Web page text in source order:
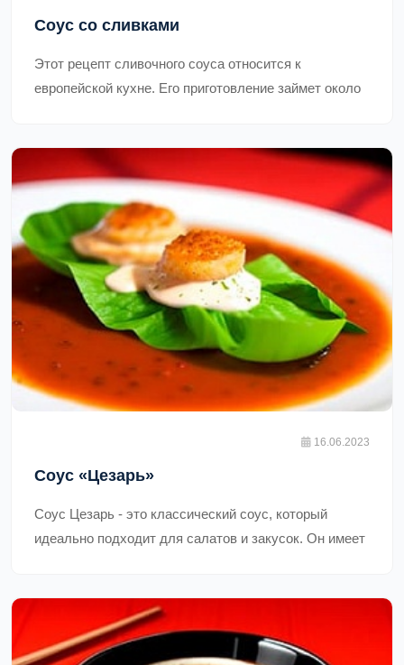
Соус со сливками
Этот рецепт сливочного соуса относится к
европейской кухне. Его приготовление займет около
аппетита!,
16.06.2023
Соус «Цезарь»
Соус Цезарь - это классический соус, который
идеально подходит для салатов и закусок. Он имеет